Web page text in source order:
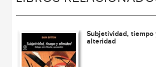
Subjetividad, tiempo
alteridad